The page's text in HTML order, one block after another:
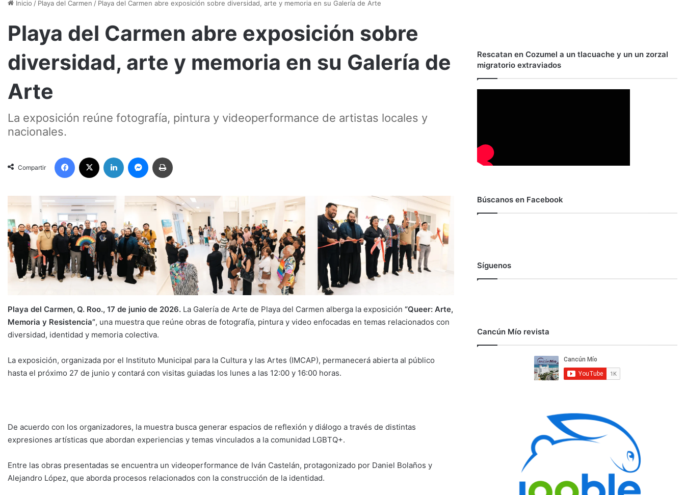
Inicio / Playa del Carmen / Playa del Carmen abre exposición sobre diversidad, arte y memoria en su Galería de Arte
Playa del Carmen abre exposición sobre
diversidad, arte y memoria en su Galería de
Arte
La exposición reúne fotografía, pintura y videoperformance de artistas locales y
nacionales.
Compartir
Facebook LinkedIn Messenger
Playa del Carmen, Q. Roo., 17 de junio de 2026. La Galería de Arte de Playa del Carmen alberga la exposición “Queer: Arte,
Memoria y Resistencia”, una muestra que reúne obras de fotografía, pintura y video enfocadas en temas relacionados con
diversidad, identidad y memoria colectiva.
La exposición, organizada por el Instituto Municipal para la Cultura y las Artes (IMCAP), permanecerá abierta al público
hasta el próximo 27 de junio y contará con visitas guiadas los lunes a las 12:00 y 16:00 horas.
De acuerdo con los organizadores, la muestra busca generar espacios de reflexión y diálogo a través de distintas
expresiones artísticas que abordan experiencias y temas vinculados a la comunidad LGBTQ+.
Entre las obras presentadas se encuentra un videoperformance de Iván Castelán, protagonizado por Daniel Bolaños y
Alejandro López, que aborda procesos relacionados con la construcción de la identidad.
Rescatan en Cozumel a un tlacuache y un un zorzal
migratorio extraviados
Búscanos en Facebook
Síguenos
Cancún Mío revista